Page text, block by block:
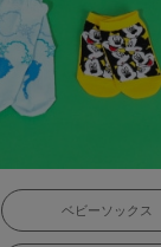
ベビーソックス